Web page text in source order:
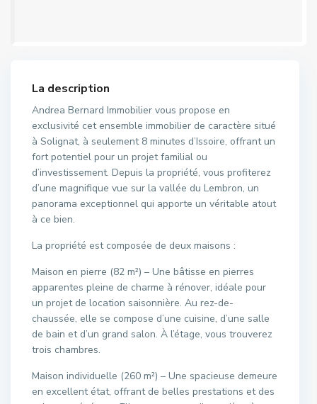
La description
Andrea Bernard Immobilier vous propose en
exclusivité cet ensemble immobilier de caractère situé
à Solignat, à seulement 8 minutes d’Issoire, offrant un
fort potentiel pour un projet familial ou
d’investissement. Depuis la propriété, vous profiterez
d’une magnifique vue sur la vallée du Lembron, un
panorama exceptionnel qui apporte un véritable atout
à ce bien.
La propriété est composée de deux maisons :
Maison en pierre (82 m²) – Une bâtisse en pierres
apparentes pleine de charme à rénover, idéale pour
un projet de location saisonnière. Au rez-de-
chaussée, elle se compose d’une cuisine, d’une salle
de bain et d’un grand salon. À l’étage, vous trouverez
trois chambres.
Maison individuelle (260 m²) – Une spacieuse demeure
en excellent état, offrant de belles prestations et des